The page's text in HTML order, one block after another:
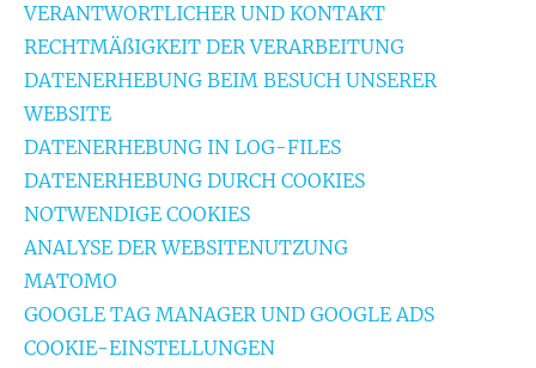
VERANTWORTLICHER UND KONTAKT
RECHTMÄßIGKEIT DER VERARBEITUNG
DATENERHEBUNG BEIM BESUCH UNSERER
WEBSITE
DATENERHEBUNG IN LOG-FILES
DATENERHEBUNG DURCH COOKIES
NOTWENDIGE COOKIES
ANALYSE DER WEBSITENUTZUNG
MATOMO
GOOGLE TAG MANAGER UND GOOGLE ADS
COOKIE-EINSTELLUNGEN